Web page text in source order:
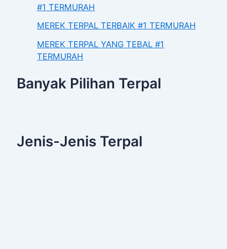
#1 TERMURAH
MEREK TERPAL TERBAIK #1 TERMURAH
MEREK TERPAL YANG TEBAL #1
TERMURAH
Banyak Pilihan Terpal
Jenis-Jenis Terpal